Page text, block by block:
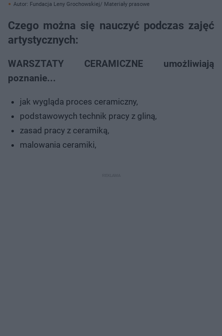
Autor: Fundacja Leny Grochowskiej/ Materiały prasowe
Czego można się nauczyć podczas zajęć
artystycznych:
WARSZTATY CERAMICZNE umożliwiają
poznanie...
jak wygląda proces ceramiczny,
podstawowych technik pracy z gliną,
zasad pracy z ceramiką,
malowania ceramiki,